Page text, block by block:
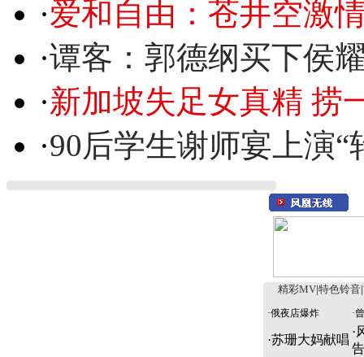
·爱和自由：苍井空激
·谭客：郭德纲买下侯
·新加坡失足女真精 捞
·90后学生谢师宴上演“
精彩MV 特色铃音
·俄夜店爆炸 ·
·苏珊大妈献唱
·
告